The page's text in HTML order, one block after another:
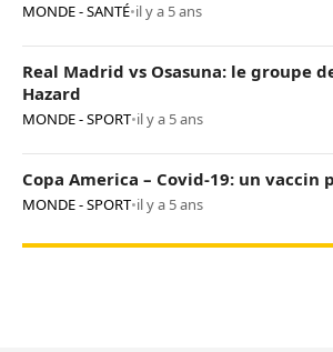
MONDE - SANTÉ•il y a 5 ans
Real Madrid vs Osasuna: le groupe
Hazard
MONDE - SPORT•il y a 5 ans
Copa America – Covid-19: un vaccin
MONDE - SPORT•il y a 5 ans